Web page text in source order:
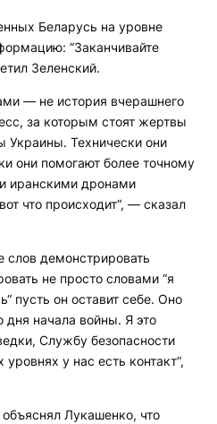
Беларусь на уровне
“Заканчивайте
Зеленский.
— не история вчерашнего
за которым стоят жертвы
Украины. Технически они
они помогают более точному
иранскими дронами
что происходит“, — сказал
демонстрировать
не просто словами “я
пусть он оставит себе. Оно
дня начала войны. Я это
Службу безопасности
у нас есть контакт“,
Лукашенко, что